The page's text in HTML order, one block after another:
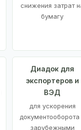
снижения затрат
бумагу
Диадок для
экспортеров и
ВЭД
для ускорения
документооборота
зарубежными